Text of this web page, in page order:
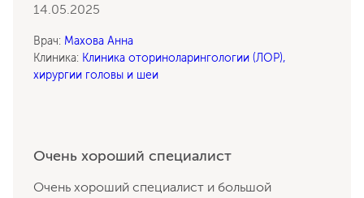
14.05.2025
Врач: Махова Анна
Клиника: Клиника оториноларингологии (ЛОР),
хирургии головы и шеи
Очень хороший специалист
Очень хороший специалист и большой